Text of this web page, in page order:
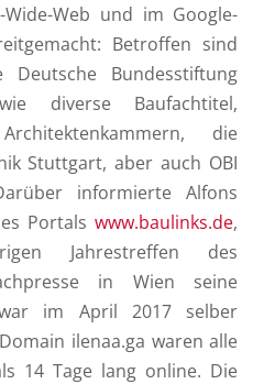
Web und im Google-
Betroffen sind
Bundesstiftung
diverse Baufachtitel,
die
Stuttgart, aber auch OBI
informierte Alfons
Portalswww.baulinks.de,
Jahrestreffen des
in Wien seine
im April 2017 selber
ilenaa.ga waren alle
14 Tage lang online. Die